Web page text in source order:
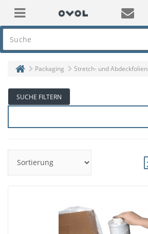
Packaging Stretch- und Abdeckfolien
SUCHE FILTERN